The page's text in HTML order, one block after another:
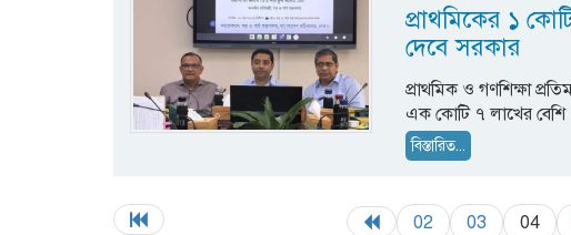
প্রাথমিকের ১
দেবে সরকার
প্রাথমিক ও গণশিক্ষা
এক কোটি ৭ লাখের বেশি
বিস্তারিত...
02 03 04